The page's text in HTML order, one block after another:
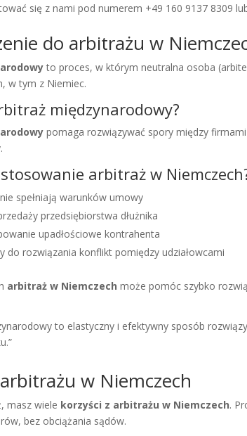
się z nami pod numerem +49 160 9137 8309
do arbitrażu w
to proces, w którym neutralna osoba
w tym z Niemiec.
międzynarodowy?
pomaga rozwiązywać spory między
arbitraż w
spełniają warunków umowy
przedsiębiorstwa dłużnika
upadłościowe kontrahenta
do rozwiązania konflikt pomiędzy udziałowcami
arbitraż w Niemczech może pomóc szybko
to elastyczny i efektywny sposób
w Niemczech
masz wiele korzyści z arbitrażu w Niemczech.
bez obciążania sądów.